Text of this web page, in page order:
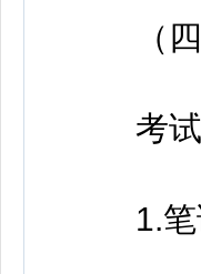
（四
考试
1.笔